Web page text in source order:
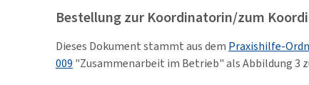
Bestellung zur Koordinatorin/zum
Dieses Dokument stammt aus dem Praxishilfe-
009 "Zusammenarbeit im Betrieb" als Abbildung 3